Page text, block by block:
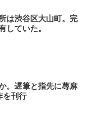
は渋谷区大山町。完
していた。
。遅筆と指先に蕁麻
を刊行